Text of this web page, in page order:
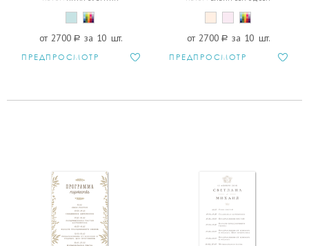
от 2700 a за 10 шт.
ПРЕДПРОСМОТР
от 2700 a за 10 шт.
ПРЕДПРОСМОТР